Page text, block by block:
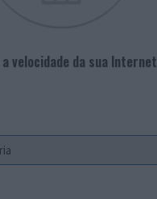
velocidade da sua Internet